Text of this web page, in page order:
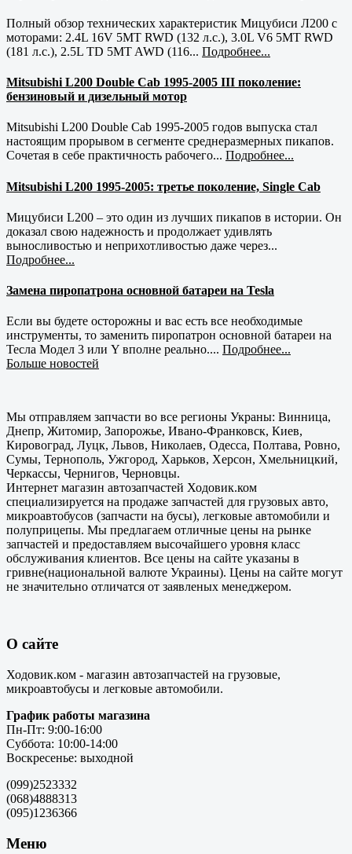
Полный обзор технических характеристик Мицубиси Л200 с
моторами: 2.4L 16V 5MT RWD (132 л.с.), 3.0L V6 5MT RWD
(181 л.с.), 2.5L TD 5MT AWD (116... Подробнее...
Mitsubishi L200 Double Cab 1995-2005 III поколение:
бензиновый и дизельный мотор
Mitsubishi L200 Double Cab 1995-2005 годов выпуска стал
настоящим прорывом в сегменте среднеразмерных пикапов.
Сочетая в себе практичность рабочего... Подробнее...
Mitsubishi L200 1995-2005: третье поколение, Single Cab
Мицубиси L200 – это один из лучших пикапов в истории. Он
доказал свою надежность и продолжает удивлять
выносливостью и неприхотливостью даже через...
Подробнее...
Замена пиропатрона основной батареи на Tesla
Если вы будете осторожны и вас есть все необходимые
инструменты, то заменить пиропатрон основной батареи на
Тесла Модел 3 или Y вполне реально.... Подробнее...
Больше новостей
Мы отправляем запчасти во все регионы Украны: Винница,
Днепр, Житомир, Запорожье, Ивано-Франковск, Киев,
Кировоград, Луцк, Львов, Николаев, Одесса, Полтава, Ровно,
Сумы, Тернополь, Ужгород, Харьков, Херсон, Хмельницкий,
Черкассы, Чернигов, Черновцы.
Интернет магазин автозапчастей Ходовик.ком
специализируется на продаже запчастей для грузовых авто,
микроавтобусов (запчасти на бусы), легковые автомобили и
полуприцепы. Мы предлагаем отличные цены на рынке
запчастей и предоставляем высочайшего уровня класс
обслуживания клиентов. Все цены на сайте указаны в
гривне(национальной валюте Украины). Цены на сайте могут
не значительно отличатся от заявленых менеджером.
О сайте
Ходовик.ком - магазин автозапчастей на грузовые,
микроавтобусы и легковые автомобили.
График работы магазина
Пн-Пт: 9:00-16:00
Суббота: 10:00-14:00
Воскресенье: выходной
(099)2523332
(068)4888313
(095)1236366
Меню